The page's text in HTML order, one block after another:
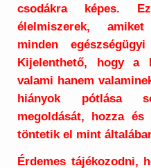
csodákra képes.
élelmiszerek,
minden
Kijelenthető, hogy a
valami hanem
hiányok pótlása
megoldását, hozza
töntetik el mint
Érdemes tájékozodni,